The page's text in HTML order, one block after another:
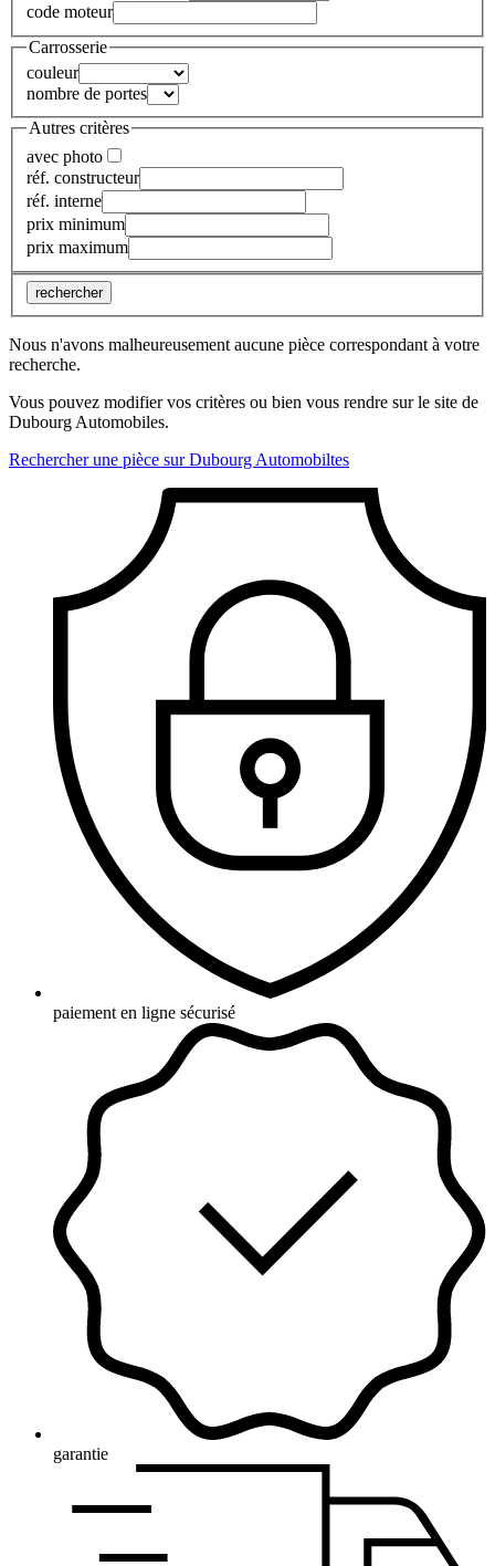
code moteur
Carrosserie
couleur
nombre de portes
Autres critères
avec photo
réf. constructeur
réf. interne
prix minimum
prix maximum
rechercher
Nous n'avons malheureusement aucune pièce correspondant à votre
recherche.
Vous pouvez modifier vos critères ou bien vous rendre sur le site de
Dubourg Automobiles.
Rechercher une pièce sur Dubourg Automobiltes
paiement en ligne sécurisé
garantie